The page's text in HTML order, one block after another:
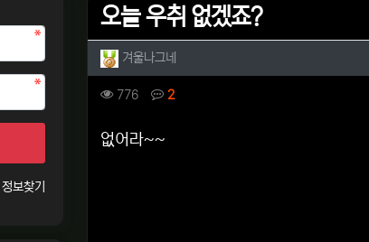
오늘 우취 없겠죠?
작성자 정보
겨울나그네
컨텐츠 정보
776조회 2댓글
본문
없어라~~
정보찾기